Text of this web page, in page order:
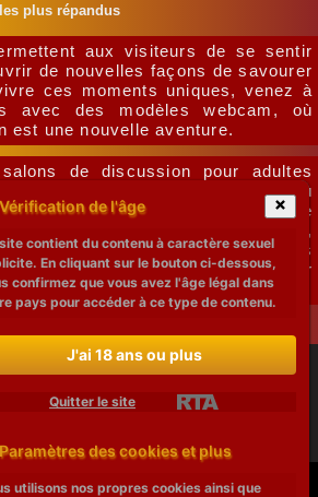
plus répandus
aux visiteurs de se sentir
de nouvelles façons de savourer
ces moments uniques, venez à
avec des modèles webcam, où
est une nouvelle aventure.
de discussion pour adultes
de partage et de découverte où
librement sur une variété de
vous soyez passionné de cuisine,
à la recherche de conversations
un salon prêt à vous accueillir
Vérification de l'âge
contient du contenu à caractère sexuel
En cliquant sur le bouton ci-dessous,
confirmez que vous avez l'âge légal dans
pays pour accéder à ce type de contenu.
J'ai 18 ans ou plus
Quitter le site
Paramètres des cookies et plus
utilisons nos propres cookies ainsi que